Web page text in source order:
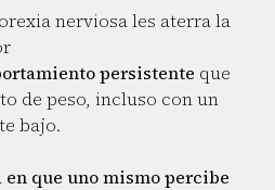
nerviosa les aterra la
persistente que
de peso, incluso con un
bajo.
que uno mismo percibe